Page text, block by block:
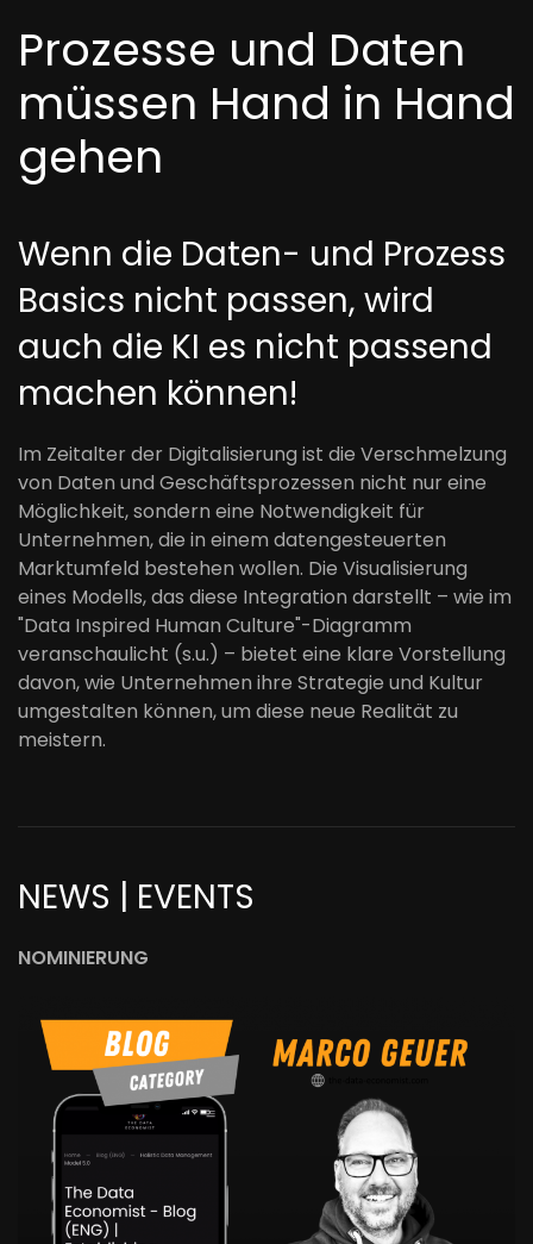
Prozesse und Daten
müssen Hand in Hand
gehen
Wenn die Daten- und Prozess
Basics nicht passen, wird
auch die KI es nicht passend
machen können!
Im Zeitalter der Digitalisierung ist die Verschmelzung
von Daten und Geschäftsprozessen nicht nur eine
Möglichkeit, sondern eine Notwendigkeit für
Unternehmen, die in einem datengesteuerten
Marktumfeld bestehen wollen. Die Visualisierung
eines Modells, das diese Integration darstellt – wie im
"Data Inspired Human Culture"-Diagramm
veranschaulicht (s.u.) – bietet eine klare Vorstellung
davon, wie Unternehmen ihre Strategie und Kultur
umgestalten können, um diese neue Realität zu
meistern.
NEWS | EVENTS
NOMINIERUNG